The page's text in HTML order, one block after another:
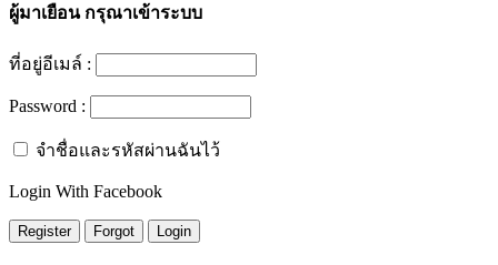
ผู้มาเยือนกรุณาเข้าระบบ
ที่อยู่อีเมล์ :
Password :
จำชื่อและรหัสผ่านฉันไว้
Login With Facebook